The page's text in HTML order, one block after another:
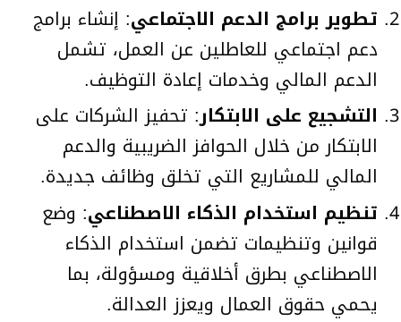
تطوير برامج الدعم الاجتماعي: إنشاء برامج
دعم اجتماعي للعاطلين عن العمل، تشمل
الدعم المالي وخدمات إعادة التوظيف.
التشجيع على الابتكار: تحفيز الشركات على
الابتكار من خلال الحوافز الضريبية والدعم
المالي للمشاريع التي تخلق وظائف جديدة.
تنظيم استخدام الذكاء الاصطناعي: وضع
قوانين وتنظيمات تضمن استخدام الذكاء
الاصطناعي بطرق أخلاقية ومسؤولة، بما
يحمي حقوق العمال ويعزز العدالة.